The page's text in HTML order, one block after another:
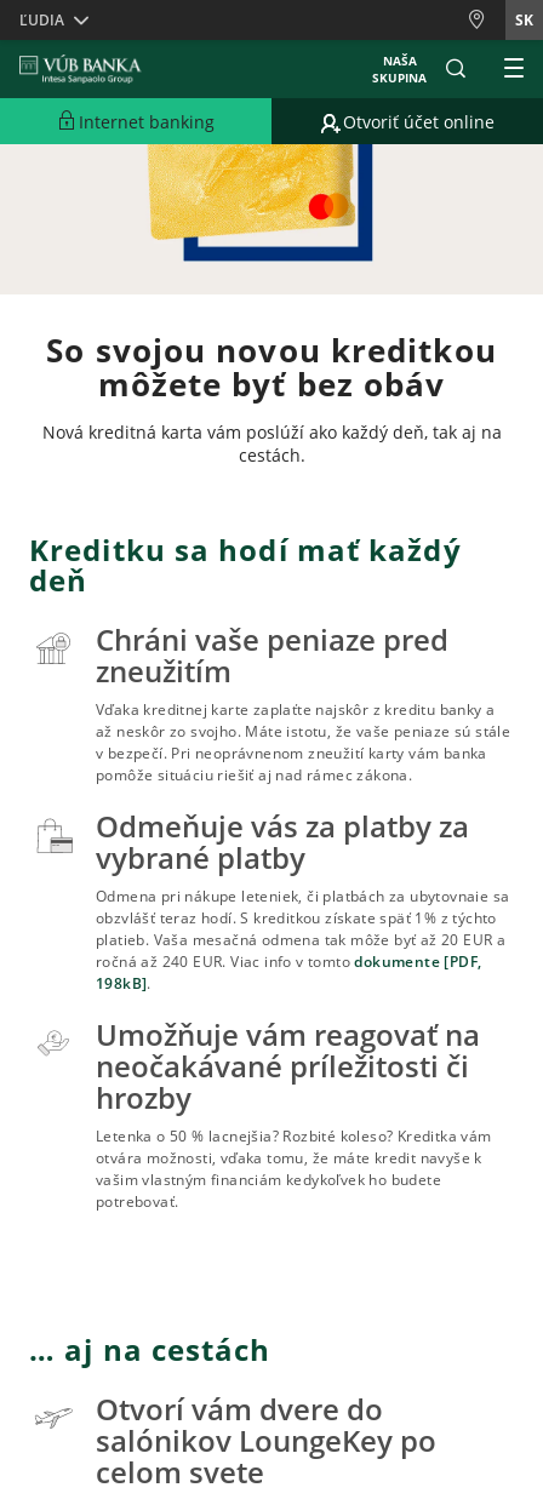
Skiplinks
ĽUDIA SK
NAŠA
SKUPINA
Internet banking Otvoriť účet online
So svojou novou kreditkou
môžete byť bez obáv
Nová kreditná karta vám poslúží ako každý deň, tak aj na
cestách.
Kreditku sa hodí mať každý
deň
Chráni vaše peniaze pred
zneužitím
Vďaka kreditnej karte zaplaťte najskôr z kreditu banky a
až neskôr zo svojho. Máte istotu, že vaše peniaze sú stále
v bezpečí. Pri neoprávnenom zneužití karty vám banka
pomôže situáciu riešiť aj nad rámec zákona.
Odmeňuje vás za platby za
vybrané platby
Odmena pri nákupe leteniek, či platbách za ubytovnaie sa
obzvlášť teraz hodí. S kreditkou získate späť 1% z týchto
platieb. Vaša mesačná odmena tak môže byť až 20 EUR a
ročná až 240 EUR. Viac info v tomtodokumente [PDF,
198kB].
Umožňuje vám reagovať na
neočakávané príležitosti či
hrozby
Letenka o 50 % lacnejšia? Rozbité koleso? Kreditka vám
otvára možnosti, vďaka tomu, že máte kredit navyše k
vašim vlastným financiám kedykoľvek ho budete
potrebovať.
… aj na cestách
Otvorí vám dvere do
salónikov LoungeKey po
celom svete